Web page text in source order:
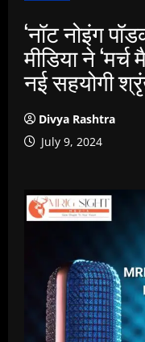
‘नॉट नोइंग
मीडिया ने ‘मर्च
नई सहयोगी
Divya Rashtra
July 9, 2024